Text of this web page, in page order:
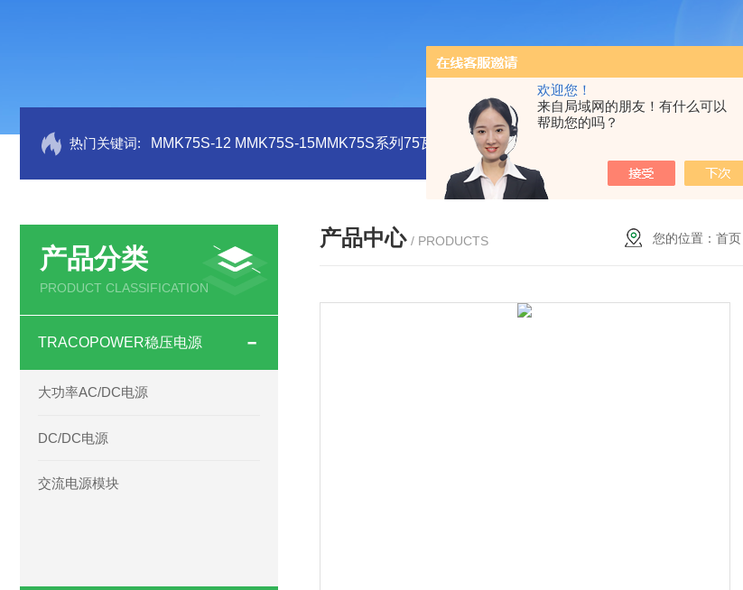
欢迎您！
来自局域网的朋友！有什么可以
帮助您的吗？
热门关键词: MMK75S-12 MMK75S-15MMK75S系列75瓦稳压电源MMK75S-24 MMK150S-15
产品分类
PRODUCT CLASSIFICATION
TRACOPOWER稳压电源
大功率AC/DC电源
DC/DC电源
交流电源模块
产品中心 / PRODUCTS 您的位置：首页